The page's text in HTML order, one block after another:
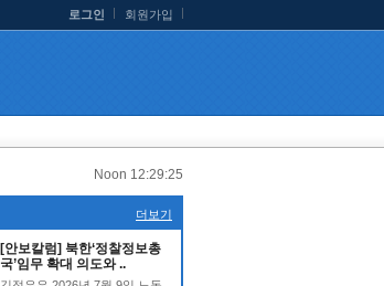
로그인 회원가입
Noon 12:29:26
더보기
[안보칼럼] 북한‘정찰정보총
국’임무 확대 의도와 ..